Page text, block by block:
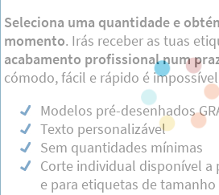
Seleciona uma quantidade e
momento. Irás receber as tuas
acabamento profissional num
cómodo, fácil e rápido é
Modelos pré-desenhados
Texto personalizável
Sem quantidades mínimas
Corte individual disponível a
e para etiquetas de